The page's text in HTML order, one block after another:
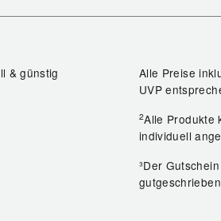
& günstig
Alle Preise
UVP
2Alle Produkte
individuell
³Der